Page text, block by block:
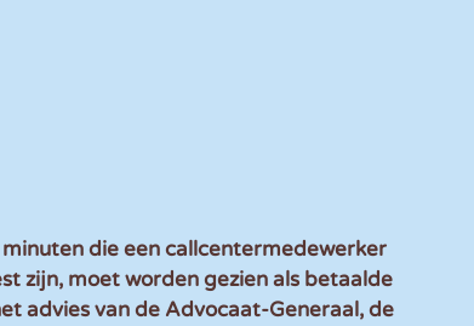
die een callcentermedewerker
zijn, moet worden gezien als betaalde
advies van de Advocaat-Generaal, de